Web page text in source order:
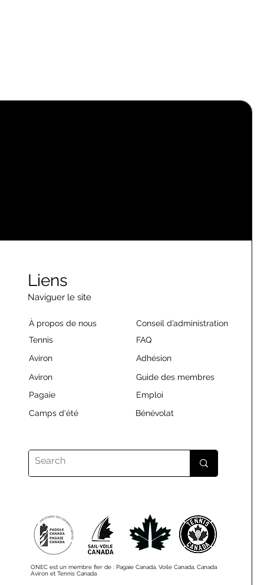
Liens
Naviguer le site
À propos de nous
Tennis
Aviron
Aviron
Pagaie
Camps d'été
Conseil d’administration
FAQ
Adhésion
Guide des membres
Emploi
Bénévolat
ONEC est un membre fier de : Pagaie Canada, Voile Canada, Canada
Aviron et Tennis Canada